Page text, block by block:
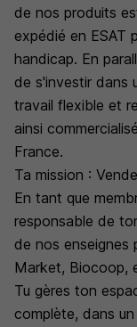
de nos produits
expédié en ESAT
handicap. En
de s'investir dans
travail flexible et
ainsi
France.
Ta mission :
En tant que
responsable de
de nos enseignes
Market, Biocoop,
Tu gères ton
complète, dans